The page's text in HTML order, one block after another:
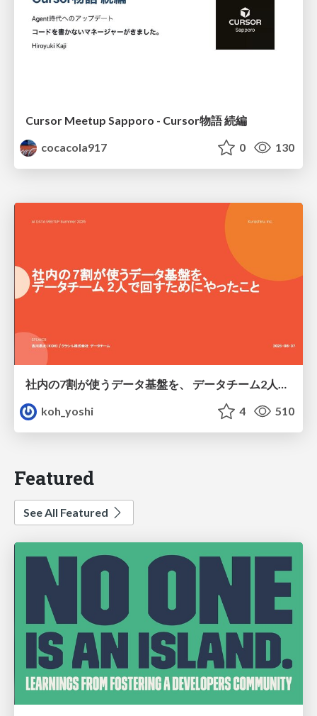
Cursor Meetup Sapporo - Cursor物語 続編
cocacola917
0 130
社内の7割が使うデータ基盤を、 データチーム2人で回すためにやったこと
koh_yoshi
4 510
Featured
See All Featured